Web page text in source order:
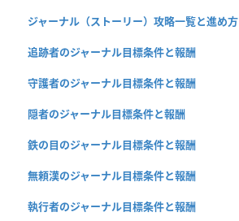
ジャーナル（ストーリー）攻略一覧と進め方
追跡者のジャーナル目標条件と報酬
守護者のジャーナル目標条件と報酬
隠者のジャーナル目標条件と報酬
鉄の目のジャーナル目標条件と報酬
無頼漢のジャーナル目標条件と報酬
執行者のジャーナル目標条件と報酬